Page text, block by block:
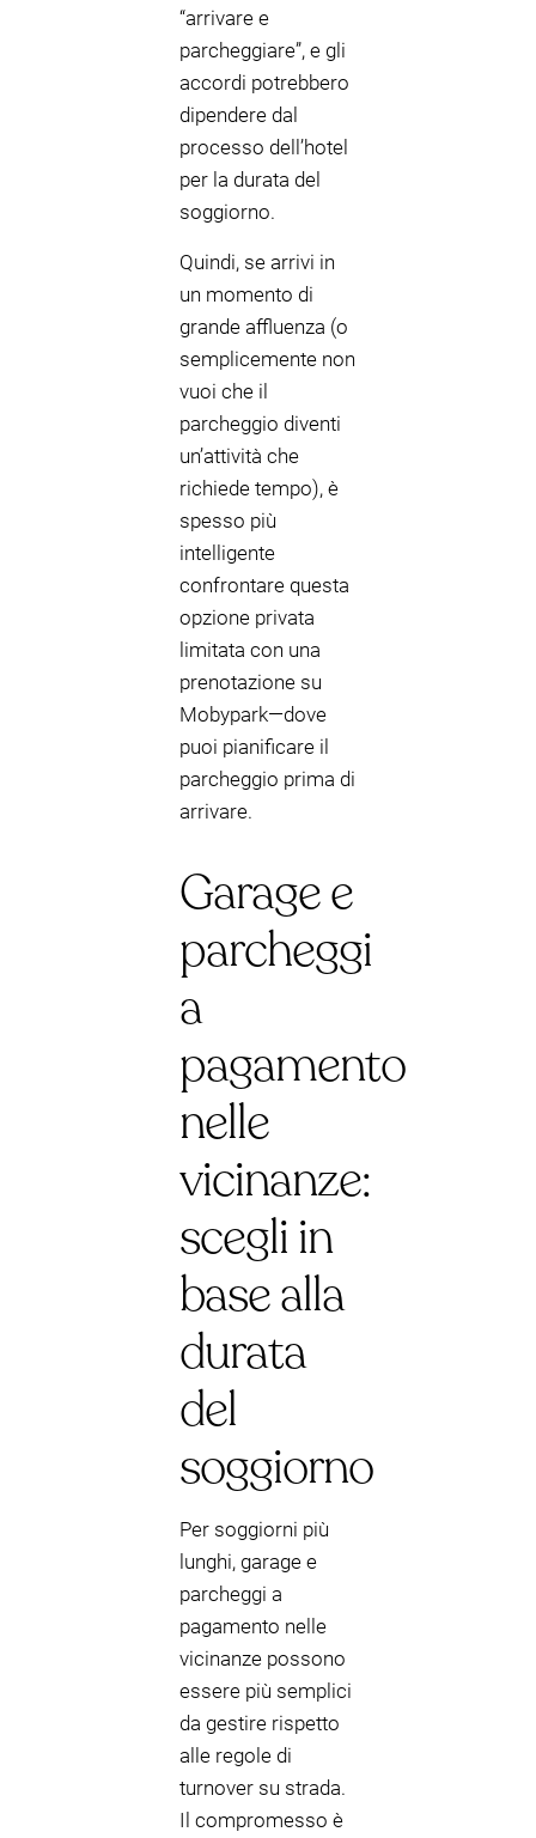
“arrivare e
parcheggiare”, e gli
accordi potrebbero
dipendere dal
processo dell’hotel
per la durata del
soggiorno.
Quindi, se arrivi in
un momento di
grande affluenza (o
semplicemente non
vuoi che il
parcheggio diventi
un’attività che
richiede tempo), è
spesso più
intelligente
confrontare questa
opzione privata
limitata con una
prenotazione su
Mobypark—dove
puoi pianificare il
parcheggio prima di
arrivare.
Garage e
parcheggi
a
pagamento
nelle
vicinanze:
scegli in
base alla
durata
del
soggiorno
Per soggiorni più
lunghi, garage e
parcheggi a
pagamento nelle
vicinanze possono
essere più semplici
da gestire rispetto
alle regole di
turnover su strada.
Il compromesso è